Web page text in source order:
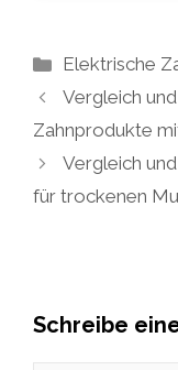
Kategorien
Elektrische
Vergleich
Zahnprodukte
Vergleich
für trockenen
Schreibe